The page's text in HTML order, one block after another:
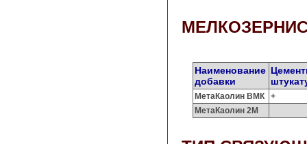
Наименование
добавки
МетаКаолин ВМК
+
МетаКаолин 2М